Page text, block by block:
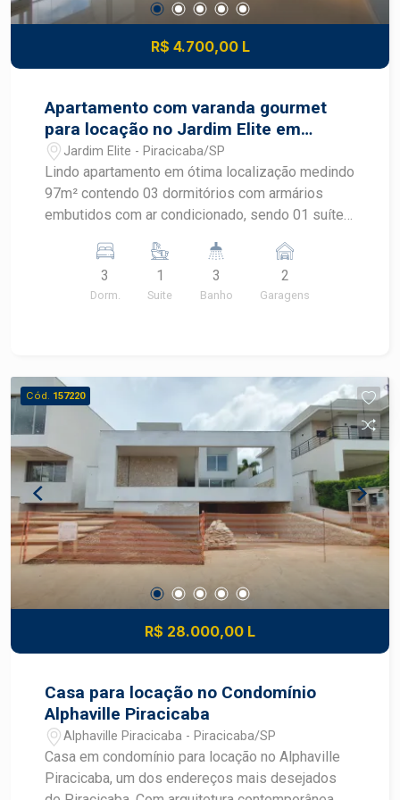
Área total: 5 alqueires - Área construída: 1.500 m²
Entre em contato para mais informações ou
agendamento de visita.
R$ 4.700,00 L
Apartamento com varanda gourmet
para locação no Jardim Elite em
Piracicaba
Jardim Elite - Piracicaba/SP
Lindo apartamento em ótima localização medindo
97m² contendo 03 dormitórios com armários
embutidos com ar condicionado, sendo 01 suíte ,
lavabo, cozinha planejada estilo americana, área
de serviço, 02 vagas. Excelente área de lazer
contendo playground, brinquedoteca, quadra
piscina infantil com deck, piscina adulto com
solário.
3
Dorm.
1
Suite
3
Banho
2
Garagens
Cód. 157220
R$ 28.000,00 L
Casa para locação no Condomínio
Alphaville Piracicaba
Alphaville Piracicaba - Piracicaba/SP
Casa em condomínio para locação no Alphaville
Piracicaba, um dos endereços mais desejados